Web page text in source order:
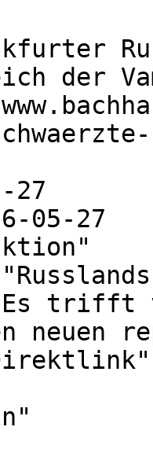
der
27
05-27
Es trifft
neuen